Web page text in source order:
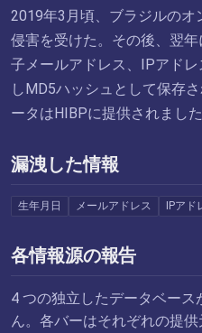
2019年3月頃、ブラジルのオ
侵害を受けた。その後、翌
子メールアドレス、IPアド
しMD5ハッシュとして保存
ータはHIBPに提供されまし
漏洩した情報
生年月日 メールアドレス IPアド
各情報源の報告
4 つの独立したデータベー
ん。各バーはそれぞれの提供